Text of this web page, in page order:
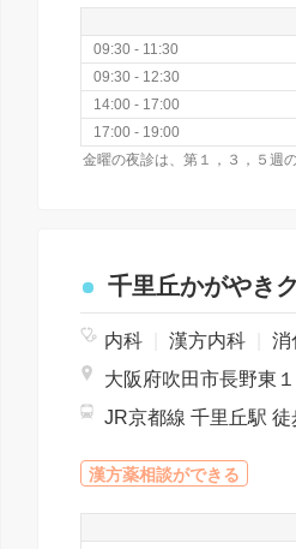
09:30 - 11:30
09:30 - 12:30
14:00 - 17:00
17:00 - 19:00
千里丘かがやき
内科 漢方内科 消
大阪府吹田市長野東
JR京都線 千里丘駅 徒
漢方薬相談ができる